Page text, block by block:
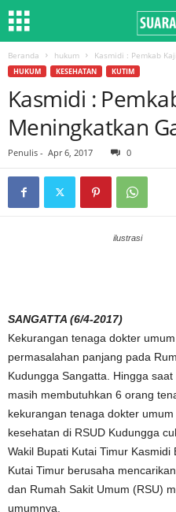
Beranda hukum Kasmidi : Pemkab
HUKUM KESEHATAN KUTIM
Kasmidi :
Meningkatkan
Penulis - Apr 6, 2017 0
ilustrasi
SANGATTA (6/4-2017)
Kekurangan tenaga dokter
permasalahan panjang pada
Kudungga Sangatta. Hingga
masih membutuhkan 6 orang
kekurangan tenaga dokter
kesehatan di RSUD Kudungga
Wakil Bupati Kutai Timur
Kutai Timur berusaha
dan Rumah Sakit Umum (RSU)
umumnya.